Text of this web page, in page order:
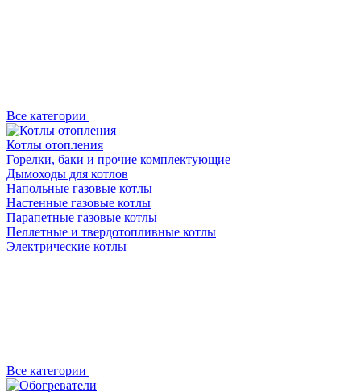
Все категории
Котлы отопления
Горелки, баки и прочие комплектующие
Дымоходы для котлов
Напольные газовые котлы
Настенные газовые котлы
Парапетные газовые котлы
Пеллетные и твердотопливные котлы
Электрические котлы
Все категории